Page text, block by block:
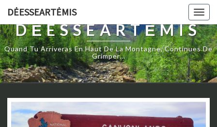
DĖESSEARTĖMIS
DĖESSEARTĖMIS
Quand Tu Arriveras En Haut De La Montagne, Continues De
Grimper…